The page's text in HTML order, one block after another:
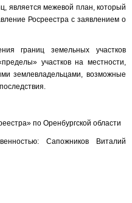
является межевой план, который
Росреестра с заявлением о
границ земельных участков
участков на местности,
землевладельцами, возможные
по Оренбургской области
Сапожников Виталий